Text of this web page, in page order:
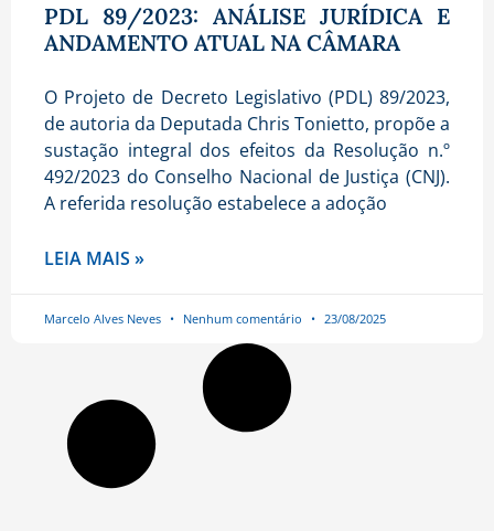
PDL 89/2023: ANÁLISE JURÍDICA E
ANDAMENTO ATUAL NA CÂMARA
O Projeto de Decreto Legislativo (PDL) 89/2023,
de autoria da Deputada Chris Tonietto, propõe a
sustação integral dos efeitos da Resolução n.º
492/2023 do Conselho Nacional de Justiça (CNJ).
A referida resolução estabelece a adoção
LEIA MAIS »
Marcelo Alves Neves Nenhum comentário 23/08/2025